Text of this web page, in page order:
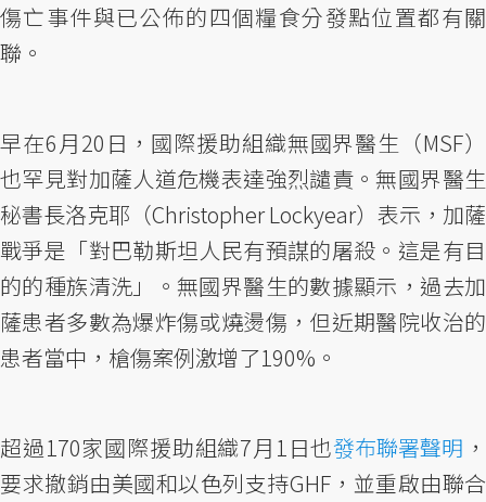
傷亡事件與已公佈的四個糧食分發點位置都有關
聯。
早在6月20日，國際援助組織無國界醫生（MSF）
也罕見對加薩人道危機表達強烈譴責。無國界醫生
秘書長洛克耶（Christopher Lockyear）表示，加薩
戰爭是「對巴勒斯坦人民有預謀的屠殺。這是有目
的的種族清洗」。無國界醫生的數據顯示，過去加
薩患者多數為爆炸傷或燒燙傷，但近期醫院收治的
患者當中，槍傷案例激增了190%。
超過170家國際援助組織7月1日也發布聯署聲明 ，
要求撤銷由美國和以色列支持GHF，並重啟由聯合